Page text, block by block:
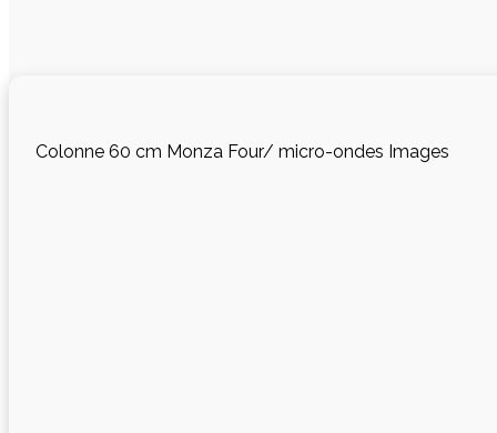
Colonne 60 cm Monza Four/ micro-ondes Images